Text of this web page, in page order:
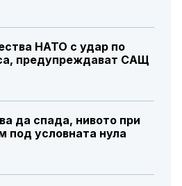
НАТО с удар по
предупреждават САЩ
да спада, нивото при
под условната нула